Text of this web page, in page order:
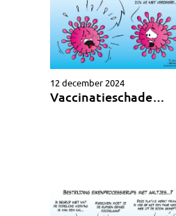
12 december 2024
Vaccinatieschade…